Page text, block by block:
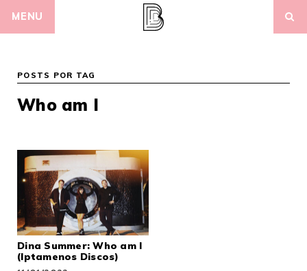
MENU
POSTS POR TAG
Who am I
Dina Summer: Who am I
(Iptamenos Discos)